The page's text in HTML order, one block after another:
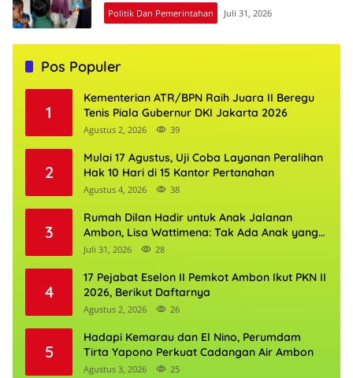
Politik Dan Pemerintahan Juli 31, 2026
Pos Populer
1
Kementerian ATR/BPN Raih Juara II Beregu
Tenis Piala Gubernur DKI Jakarta 2026
Agustus 2, 2026 39
2
Mulai 17 Agustus, Uji Coba Layanan Peralihan
Hak 10 Hari di 15 Kantor Pertanahan
Agustus 4, 2026 38
3
Rumah Dilan Hadir untuk Anak Jalanan
Ambon, Lisa Wattimena: Tak Ada Anak yang
Boleh Kehilangan Masa Depannya
Juli 31, 2026 28
4
17 Pejabat Eselon II Pemkot Ambon Ikut PKN II
2026, Berikut Daftarnya
Agustus 2, 2026 26
5
Hadapi Kemarau dan El Nino, Perumdam
Tirta Yapono Perkuat Cadangan Air Ambon
Agustus 3, 2026 25